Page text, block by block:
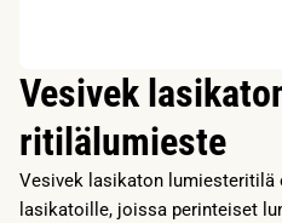
Vesivek
ritilälumieste
Vesivek lasikaton lumiesteritilä
lasikatoille, joissa perinteiset